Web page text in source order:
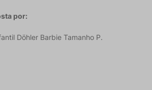
por:
Döhler Barbie Tamanho P.